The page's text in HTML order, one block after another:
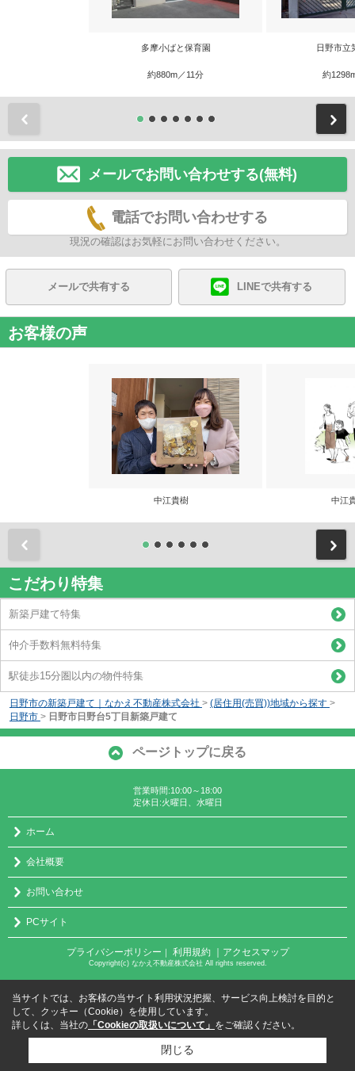
多摩小ばと保育園
約880m／11分
日野市立
約
メールでお問い合わせする(無料)
電話でお問い合わせする
現況の確認はお気軽にお問い合わせください。
メールで共有する LINEで共有する
お客様の声
中江貴樹 中江
こだわり特集
新築戸建て特集
仲介手数料無料特集
駅徒歩15分圏以内の物件特集
日野市の新築戸建て｜なかえ不動産株式会社 > (居住用(売買))地域から探す >
日野市 > 日野市日野台5丁目新築戸建て
ページトップに戻る
営業時間:10:00～18:00
定休日:火曜日、水曜日
ホーム
会社概要
お問い合わせ
PCサイト
プライバシーポリシー 利用規約 ｜アクセスマップ
Copyright(c) なかえ不動産株式会社 All rights reserved.
当サイトでは、お客様の当サイト利用状況把握、サービス向上検討を目的と
して、クッキー（Cookie）を使用しています。
詳しくは、当社の 「Cookieの取扱いについて」 をご確認ください。
閉じる